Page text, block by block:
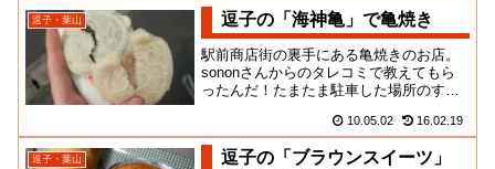
逗子・葉山 逗子の「海神亀」で亀焼き
駅前商店街の裏手にある亀焼きのお店。
sononさんからのタレコミで教えてもら
ったんだ！たまたま駐車した場所のすぐ
が・・・電車で来ていたら、たど...
10.05.02 16.02.19
逗子・葉山
逗子の「ブラウンスイーツ」